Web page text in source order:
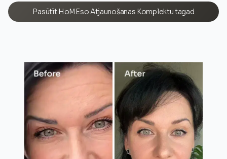
Pasūtīt HoMEso Atjaunošanas Komplektu tagad